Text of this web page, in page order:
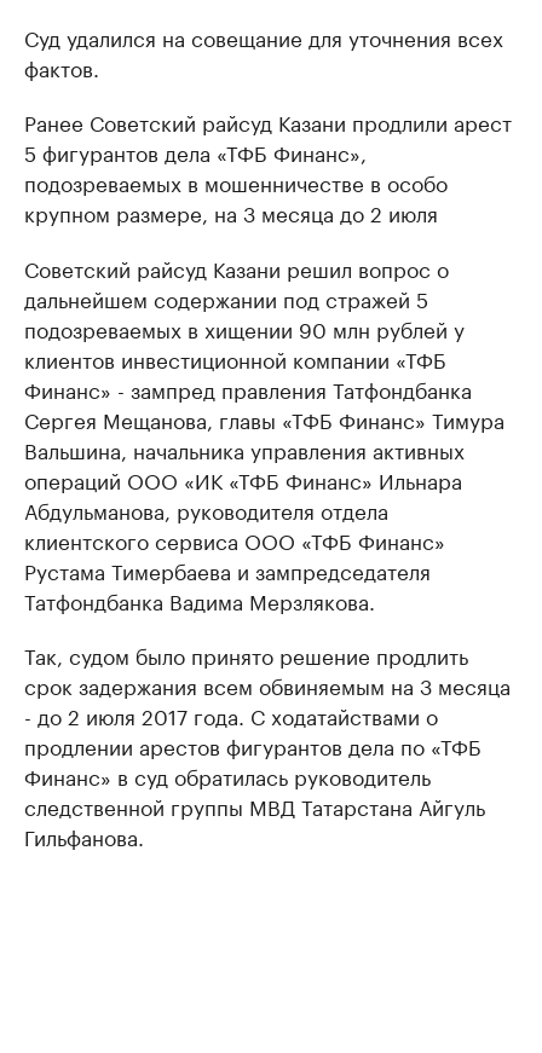
Суд удалился на совещание для уточнения всех
фактов.
Ранее Советский райсуд Казани продлили арест
5 фигурантов дела «ТФБ Финанс»,
подозреваемых в мошенничестве в особо
крупном размере, на 3 месяца до 2 июля
Советский райсуд Казани решил вопрос о
дальнейшем содержании под стражей 5
подозреваемых в хищении 90 млн рублей у
клиентов инвестиционной компании «ТФБ
Финанс» - зампред правления Татфондбанка
Сергея Мещанова, главы «ТФБ Финанс» Тимура
Вальшина, начальника управления активных
операций ООО «ИК «ТФБ Финанс» Ильнара
Абдульманова, руководителя отдела
клиентского сервиса ООО «ТФБ Финанс»
Рустама Тимербаева и зампредседателя
Татфондбанка Вадима Мерзлякова.
Так, судом было принято решение продлить
срок задержания всем обвиняемым на 3 месяца
- до 2 июля 2017 года. С ходатайствами о
продлении арестов фигурантов дела по «ТФБ
Финанс» в суд обратилась руководитель
следственной группы МВД Татарстана Айгуль
Гильфанова.